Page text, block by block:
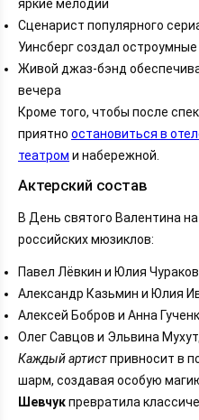
яркие мелодии
Сценарист популярного
Уинсберг создал остроумные
Живой джаз-бэнд
вечера
Кроме того, чтобы после
приятно остановиться в
театром и набережной.
Актерский состав
В День святого Валентина
российских мюзиклов:
Павел Лёвкин и Юлия
Александр Казьмин и Юлия
Алексей Бобров и Анна
Олег Савцов и Эльвина
Каждый артистпривносит в
шарм, создавая особую
Шевчукпревратила